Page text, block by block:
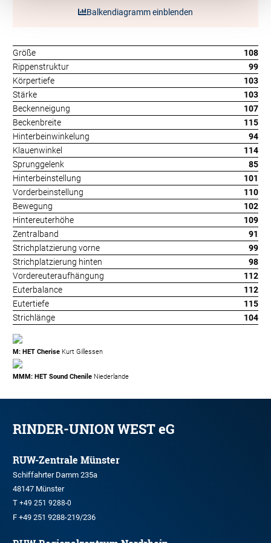
Balkendiagramm einblenden
Größe
108
Rippenstruktur
99
Körpertiefe
103
Stärke
103
Beckenneigung
107
Beckenbreite
115
Hinterbeinwinkelung
94
Klauenwinkel
114
Sprunggelenk
85
Hinterbeinstellung
101
Vorderbeinstellung
110
Bewegung
102
Hintereuterhöhe
109
Zentralband
91
Strichplatzierung vorne
99
Strichplatzierung hinten
98
Vordereuteraufhängung
112
Euterbalance
112
Eutertiefe
115
Strichlänge
104
M: HET Cherise Kurt Gillessen
MMM: HET Sound Chenile Niederlande
RINDER-UNION WEST eG
RUW-Zentrale Münster
Schiffahrter Damm 235a
48147 Münster
T +49 251 9288-0
F +49 251 9288-219/236